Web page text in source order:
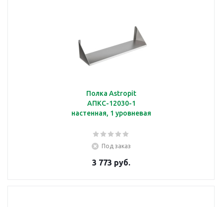
Полка Astropit
АПКС-12030-1
настенная, 1 уровневая
Под заказ
3 773 руб.